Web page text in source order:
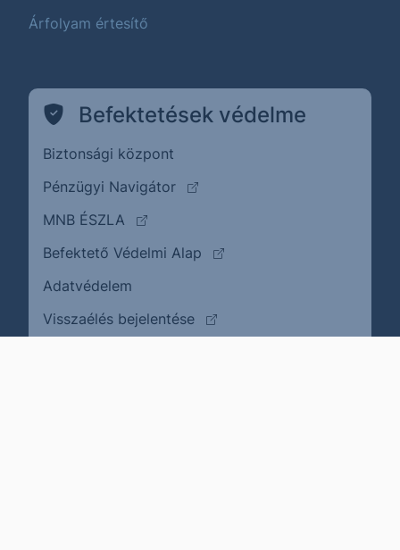
Árfolyam értesítő
Befektetések védelme
Biztonsági központ
Pénzügyi Navigátor
(külső oldalra ugrik)
MNB ÉSZLA
(külső oldalra ugrik)
Befektető Védelmi Alap
(külső oldalra ugrik)
Adatvédelem
Visszaélés bejelentése
(külső oldalra ugrik)